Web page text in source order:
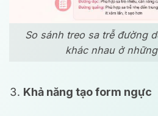
So sánh treo sa trễ đường
khác nhau ở
Khả năng tạo form ngực